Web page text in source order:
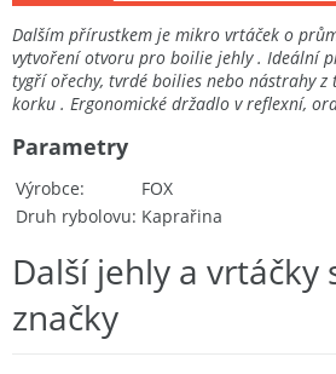
Dalším přírustkem je mikro vrtáček o
vytvoření otvoru pro boilie jehly . Ideální
tygří ořechy, tvrdé boilies nebo nástrahy
korku . Ergonomické držadlo v reflexní,
Výrobce
FOX
Druh rybolovu Kaprařina
Parametry
Další jehly a vrtáčky
značky